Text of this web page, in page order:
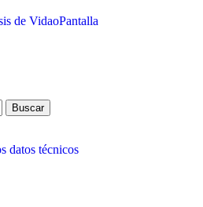
de VidaoPantalla
Buscar
datos técnicos